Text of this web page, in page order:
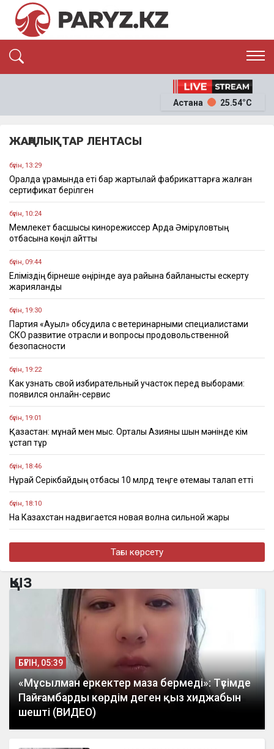
ЭКОНОМИКА
ОҚИҒА
Астана 25.54°C
ЖАҢАЛЫҚТАР ЛЕНТАСЫ
бүгін, 13:29
Оралда құрамында еті бар жартылай фабрикаттарға жалған
сертификат берілген
бүгін, 10:24
Мемлекет басшысы кинорежиссер Ардақ Әмірқұловтың
отбасына көңіл айтты
бүгін, 09:44
Еліміздің бірнеше өңірінде ауа райына байланысты ескерту
жарияланды
бүгін, 19:30
Партия «Ауыл» обсудила с ветеринарными специалистами
СКО развитие отрасли и вопросы продовольственной
безопасности
бүгін, 19:22
Как узнать свой избирательный участок перед выборами:
появился онлайн-сервис
бүгін, 19:01
Қазақстан: мұнай мен мыс. Орталық Азияны шын мәнінде кім
ұстап тұр
бүгін, 18:46
Нұрай Серікбайдың отбасы 10 млрд теңге өтемақы талап етті
бүгін, 18:10
На Казахстан надвигается новая волна сильной жары
бүгін, 17:28
Алматыда құрылысшыларды кәсіби мерекесімен құттықтады
бүгін, 17:24
Организатора продажи поддельных госномеров задержали
Тағы көрсету
қыз
БҮГІН, 05:39
«Мұсылман еркектер маза бермеді»: Түсімде
Пайғамбарды көрдім деген қыз хиджабын
шешті (ВИДЕО)